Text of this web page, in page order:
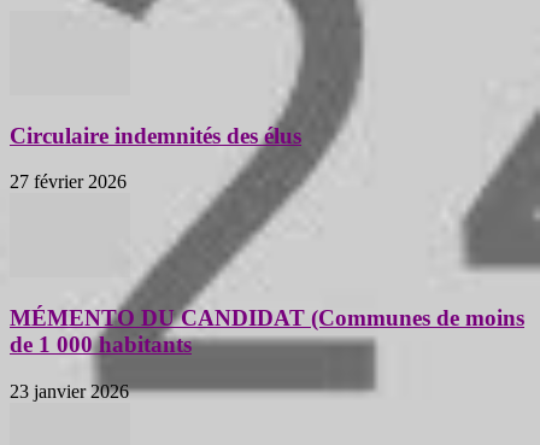
Circulaire indemnités des élus
27 février 2026
MÉMENTO DU CANDIDAT (Communes de moins
de 1 000 habitants
23 janvier 2026